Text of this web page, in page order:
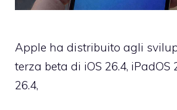
Apple ha distribuito agli
terza beta di iOS 26.4, iPadOS
26.4,